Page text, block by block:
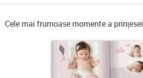
Cele mai frumoase momente a prințesei